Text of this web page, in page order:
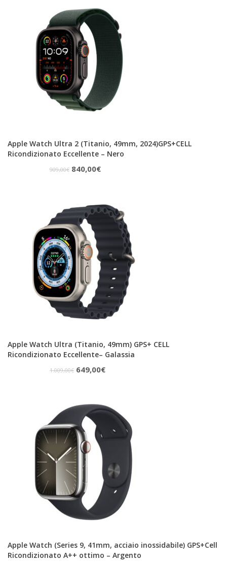
era:
299,00€.
è:
260,00€.
Apple Watch Ultra 2 (Titanio, 49mm, 2024)GPS+CELL
Ricondizionato Eccellente – Nero
909,00€ Il
era:
909,00€.
840,00€Il
è:
840,00€.
Apple Watch Ultra (Titanio, 49mm) GPS+ CELL
Ricondizionato Eccellente– Galassia
1.009,00€ Il
era:
1.009,00€.
649,00€Il
è:
649,00€.
Apple Watch (Series 9, 41mm, acciaio inossidabile) GPS+Cell
Ricondizionato A++ ottimo – Argento